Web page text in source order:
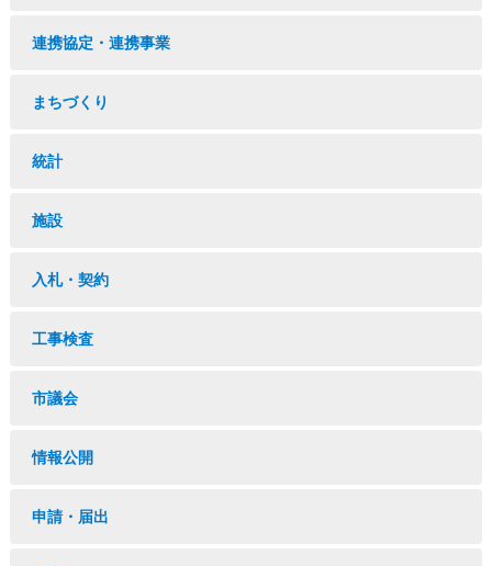
連携協定・連携事業
まちづくり
統計
施設
入札・契約
工事検査
市議会
情報公開
申請・届出